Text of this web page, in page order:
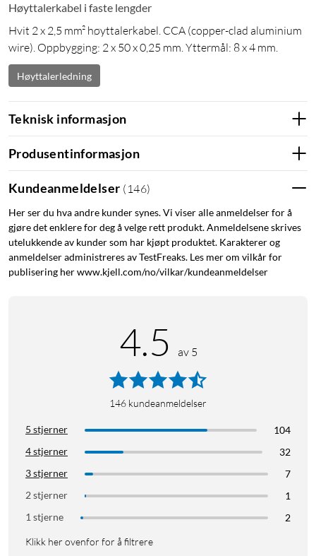
Høyttalerkabel i faste lengder
Hvit 2 x 2,5 mm² høyttalerkabel. CCA (copper-clad aluminium
wire). Oppbygging: 2 x 50 x 0,25 mm. Yttermål: 8 x 4 mm.
Høyttalerledning
Teknisk informasjon
Produsentinformasjon
Kundeanmeldelser ( 146)
Her ser du hva andre kunder synes. Vi viser alle anmeldelser for å
gjøre det enklere for deg å velge rett produkt. Anmeldelsene skrives
utelukkende av kunder som har kjøpt produktet. Karakterer og
anmeldelser administreres av TestFreaks. Les mer om vilkår for
publisering her www.kjell.com/no/vilkar/kundeanmeldelser
4.5 av 5
146 kundeanmeldelser
5 stjerner
104
4 stjerner
32
3 stjerner
7
2 stjerner
1
1 stjerne
2
Klikk her ovenfor for å filtrere